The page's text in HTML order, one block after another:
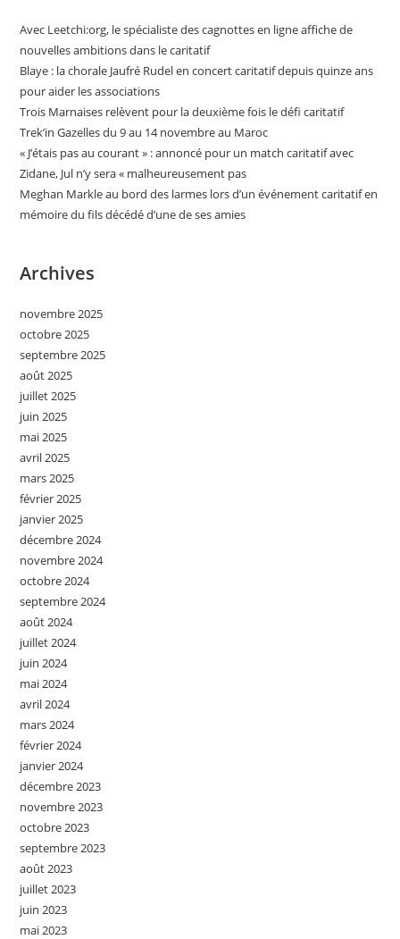
Avec Leetchi:org, le spécialiste des cagnottes en ligne affiche de
nouvelles ambitions dans le caritatif
Blaye : la chorale Jaufré Rudel en concert caritatif depuis quinze ans
pour aider les associations
Trois Marnaises relèvent pour la deuxième fois le défi caritatif
Trek’in Gazelles du 9 au 14 novembre au Maroc
« J’étais pas au courant » : annoncé pour un match caritatif avec
Zidane, Jul n’y sera « malheureusement pas
Meghan Markle au bord des larmes lors d’un événement caritatif en
mémoire du fils décédé d’une de ses amies
Archives
novembre 2025
octobre 2025
septembre 2025
août 2025
juillet 2025
juin 2025
mai 2025
avril 2025
mars 2025
février 2025
janvier 2025
décembre 2024
novembre 2024
octobre 2024
septembre 2024
août 2024
juillet 2024
juin 2024
mai 2024
avril 2024
mars 2024
février 2024
janvier 2024
décembre 2023
novembre 2023
octobre 2023
septembre 2023
août 2023
juillet 2023
juin 2023
mai 2023